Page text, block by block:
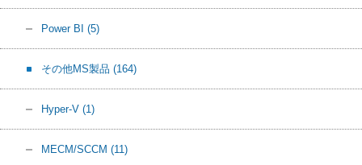
Power BI (5)
その他MS製品 (164)
Hyper-V (1)
MECM/SCCM (11)